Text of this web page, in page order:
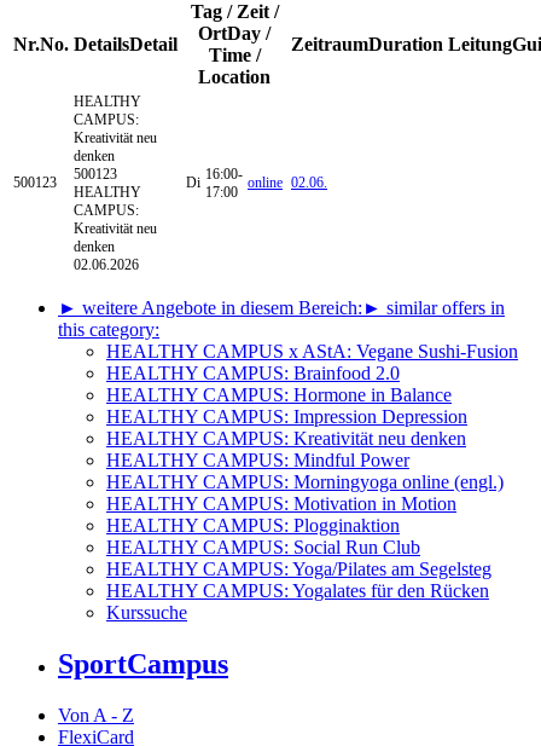
Nr.No. DetailsDetail
Tag / Zeit /
OrtDay /
Time /
Location
ZeitraumDuration Leitung
500123
HEALTHY
CAMPUS:
Kreativität neu
denken
500123
HEALTHY
CAMPUS:
Kreativität neu
denken
02.06.2026
Di 16:00-
17:00
online 02.06.
► weitere Angebote in diesem Bereich: ► similar offers in
this category:
HEALTHY CAMPUS x AStA: Vegane Sushi-Fusion
HEALTHY CAMPUS: Brainfood 2.0
HEALTHY CAMPUS: Hormone in Balance
HEALTHY CAMPUS: Impression Depression
HEALTHY CAMPUS: Kreativität neu denken
HEALTHY CAMPUS: Mindful Power
HEALTHY CAMPUS: Morningyoga online (engl.)
HEALTHY CAMPUS: Motivation in Motion
HEALTHY CAMPUS: Plogginaktion
HEALTHY CAMPUS: Social Run Club
HEALTHY CAMPUS: Yoga/Pilates am Segelsteg
HEALTHY CAMPUS: Yogalates für den Rücken
Kurssuche
SportCampus
Von A - Z
FlexiCard